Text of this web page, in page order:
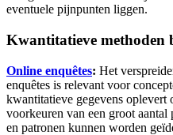
eventuele pijnpunten liggen.
Kwantitatieve methoden
Online enquêtes: Het
enquêtes is relevant voor
kwantitatieve gegevens oplevert
voorkeuren van een groot
en patronen kunnen worden